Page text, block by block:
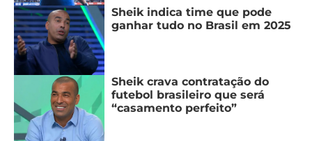
Sheik indica time que pode
ganhar tudo no Brasil em 2025
Sheik crava contratação do
futebol brasileiro que será
“casamento perfeito”